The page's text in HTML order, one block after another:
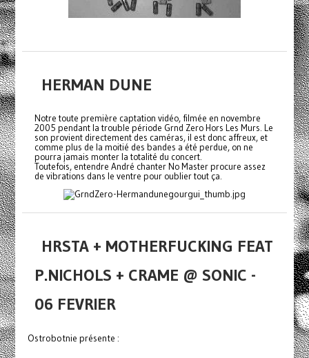
HERMAN DUNE
Notre toute première captation vidéo, filmée en novembre
2005 pendant la trouble période Grnd Zero Hors Les Murs. Le
son provient directement des caméras, il est donc affreux, et
comme plus de la moitié des bandes a été perdue, on ne
pourra jamais monter la totalité du concert.
Toutefois, entendre André chanter No Master procure assez
de vibrations dans le ventre pour oublier tout ça.
HRSTA + MOTHERFUCKING FEAT
P.NICHOLS + CRAME @ SONIC -
06 FEVRIER
Ostrobotnie présente :